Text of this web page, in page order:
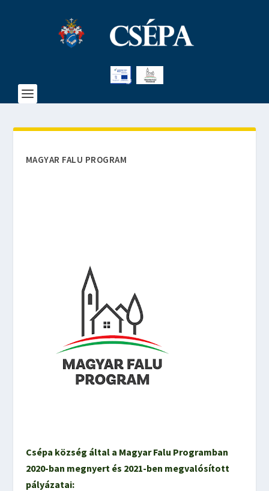
MAGYAR FALU PROGRAM
Csépa község által a Magyar Falu Programban
2020-ban megnyert és 2021-ben megvalósított
pályázatai: